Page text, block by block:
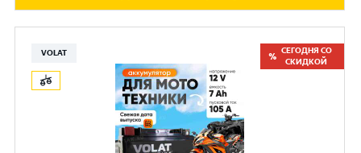
VOLAT
СЕГОДНЯ СО
СКИДКОЙ